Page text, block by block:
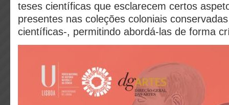
teses científicas que esclarecem certos
presentes nas coleções coloniais
científicas-, permitindo abordá-las de forma